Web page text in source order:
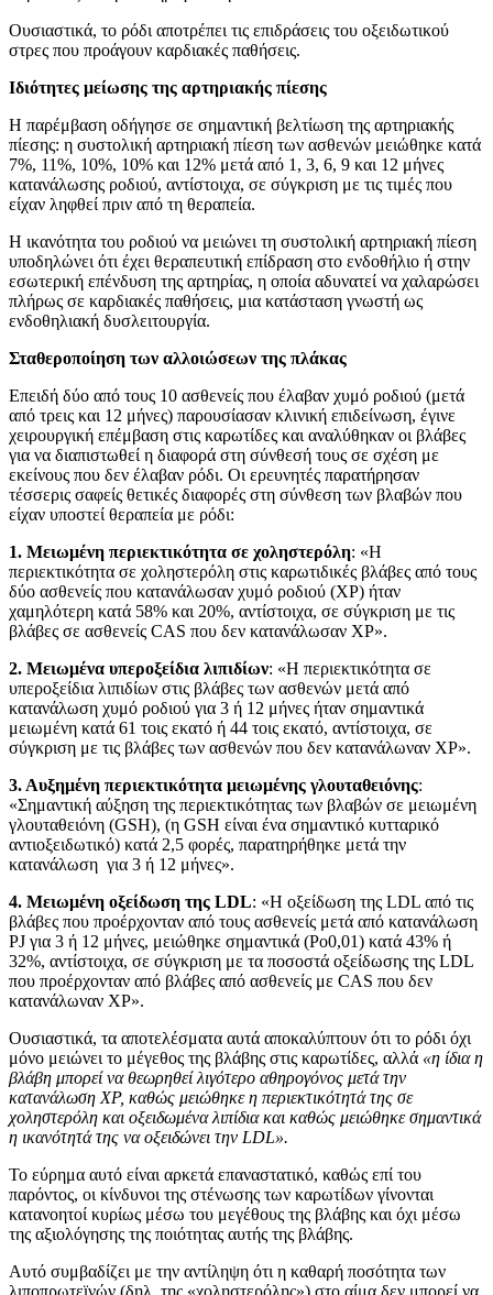
Ουσιαστικά, το ρόδι αποτρέπει τις επιδράσεις του οξειδωτικού
στρες που προάγουν καρδιακές παθήσεις.
Ιδιότητες μείωσης της αρτηριακής πίεσης
Η παρέμβαση οδήγησε σε σημαντική βελτίωση της αρτηριακής
πίεσης: η συστολική αρτηριακή πίεση των ασθενών μειώθηκε κατά
7%, 11%, 10%, 10% και 12% μετά από 1, 3, 6, 9 και 12 μήνες
κατανάλωσης ροδιού, αντίστοιχα, σε σύγκριση με τις τιμές που
είχαν ληφθεί πριν από τη θεραπεία.
Η ικανότητα του ροδιού να μειώνει τη συστολική αρτηριακή πίεση
υποδηλώνει ότι έχει θεραπευτική επίδραση στο ενδοθήλιο ή στην
εσωτερική επένδυση της αρτηρίας, η οποία αδυνατεί να χαλαρώσει
πλήρως σε καρδιακές παθήσεις, μια κατάσταση γνωστή ως
ενδοθηλιακή δυσλειτουργία.
Σταθεροποίηση των αλλοιώσεων της πλάκας
Επειδή δύο από τους 10 ασθενείς που έλαβαν χυμό ροδιού (μετά
από τρεις και 12 μήνες) παρουσίασαν κλινική επιδείνωση, έγινε
χειρουργική επέμβαση στις καρωτίδες και αναλύθηκαν οι βλάβες
για να διαπιστωθεί η διαφορά στη σύνθεσή τους σε σχέση με
εκείνους που δεν έλαβαν ρόδι. Οι ερευνητές παρατήρησαν
τέσσερις σαφείς θετικές διαφορές στη σύνθεση των βλαβών που
είχαν υποστεί θεραπεία με ρόδι:
1. Μειωμένη περιεκτικότητα σε χοληστερόλη: «Η
περιεκτικότητα σε χοληστερόλη στις καρωτιδικές βλάβες από τους
δύο ασθενείς που κατανάλωσαν χυμό ροδιού (ΧΡ) ήταν
χαμηλότερη κατά 58% και 20%, αντίστοιχα, σε σύγκριση με τις
βλάβες σε ασθενείς CAS που δεν κατανάλωσαν ΧΡ».
2. Μειωμένα υπεροξείδια λιπιδίων: «Η περιεκτικότητα σε
υπεροξείδια λιπιδίων στις βλάβες των ασθενών μετά από
κατανάλωση χυμό ροδιού για 3 ή 12 μήνες ήταν σημαντικά
μειωμένη κατά 61 τοις εκατό ή 44 τοις εκατό, αντίστοιχα, σε
σύγκριση με τις βλάβες των ασθενών που δεν κατανάλωναν ΧΡ».
3. Αυξημένη περιεκτικότητα μειωμένης γλουταθειόνης:
«Σημαντική αύξηση της περιεκτικότητας των βλαβών σε μειωμένη
γλουταθειόνη (GSH), (η GSH είναι ένα σημαντικό κυτταρικό
αντιοξειδωτικό) κατά 2,5 φορές, παρατηρήθηκε μετά την
κατανάλωση για 3 ή 12 μήνες».
4. Μειωμένη οξείδωση της LDL: «Η οξείδωση της LDL από τις
βλάβες που προέρχονταν από τους ασθενείς μετά από κατανάλωση
PJ για 3 ή 12 μήνες, μειώθηκε σημαντικά (Po0,01) κατά 43% ή
32%, αντίστοιχα, σε σύγκριση με τα ποσοστά οξείδωσης της LDL
που προέρχονταν από βλάβες από ασθενείς με CAS που δεν
κατανάλωναν ΧΡ».
Ουσιαστικά, τα αποτελέσματα αυτά αποκαλύπτουν ότι το ρόδι όχι
μόνο μειώνει το μέγεθος της βλάβης στις καρωτίδες, αλλά «η ίδια η
βλάβη μπορεί να θεωρηθεί λιγότερο αθηρογόνος μετά την
κατανάλωση ΧΡ, καθώς μειώθηκε η περιεκτικότητά της σε
χοληστερόλη και οξειδωμένα λιπίδια και καθώς μειώθηκε σημαντικά
η ικανότητά της να οξειδώνει την LDL».
Το εύρημα αυτό είναι αρκετά επαναστατικό, καθώς επί του
παρόντος, οι κίνδυνοι της στένωσης των καρωτίδων γίνονται
κατανοητοί κυρίως μέσω του μεγέθους της βλάβης και όχι μέσω
της αξιολόγησης της ποιότητας αυτής της βλάβης.
Αυτό συμβαδίζει με την αντίληψη ότι η καθαρή ποσότητα των